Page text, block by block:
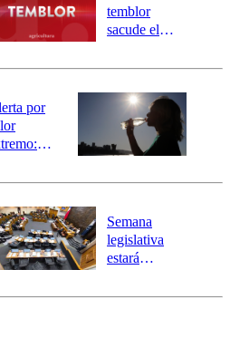
temblor
sacude el
revisa la
epicentro
por
Alerta
en
comunas
Semana
legislativa
estará
el fin de la